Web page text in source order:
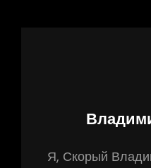
Автор:
Я, Скорый